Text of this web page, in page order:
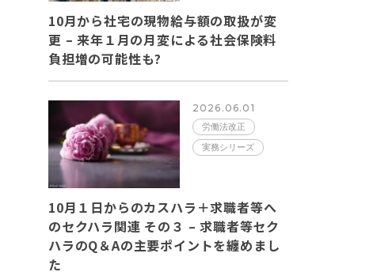
10月から社宅の現物給与額の取扱が変
更 – 来年１月の月変による社会保険料
負担増の可能性も?
2026.06.01
労働法改正
実務シリーズ
10月１日からのカスハラ＋求職者等へ
のセクハラ関連 その３ – 求職者等セク
ハラのQ＆Aの主要ポイントを纏めまし
た